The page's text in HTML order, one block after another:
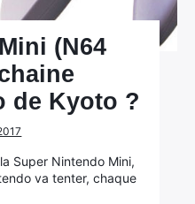
(N64
de Kyoto ?
Super Nintendo Mini,
va tenter, chaque